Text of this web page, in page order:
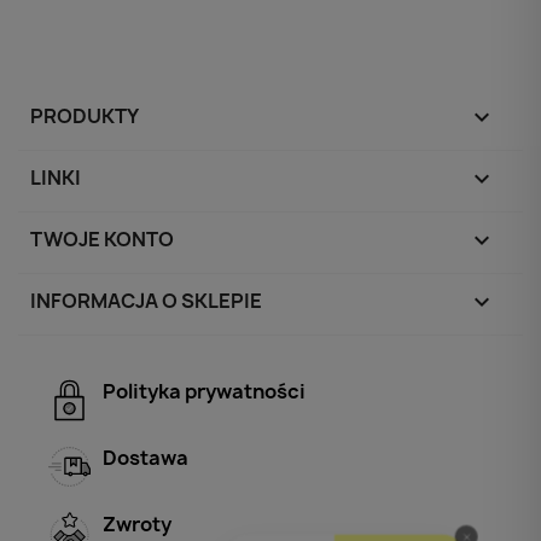
PRODUKTY 
LINKI 
TWOJE KONTO 
INFORMACJA O SKLEPIE keyboard_arrow_down
Polityka prywatności
Dostawa
Zwroty